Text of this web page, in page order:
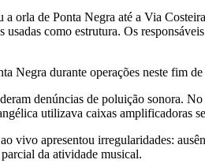
orla de Ponta Negra até a Via
usadas como estrutura. Os
Negra durante operações neste fim
denúncias de poluição sonora.
utilizava caixas amplificadoras
vivo apresentou irregularidades:
da atividade musical.